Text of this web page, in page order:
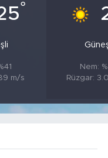
°
m/s
Nem:
Rüzgar: